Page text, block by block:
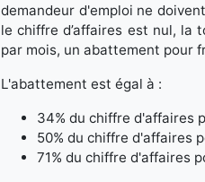
demandeur d'emploi ne
le chiffre d’affaires est nul, la
par mois, un abattement pour
L'abattement est égal à :
34% du chiffre d'affaires
50% du chiffre d'affaires
71% du chiffre d'affaires